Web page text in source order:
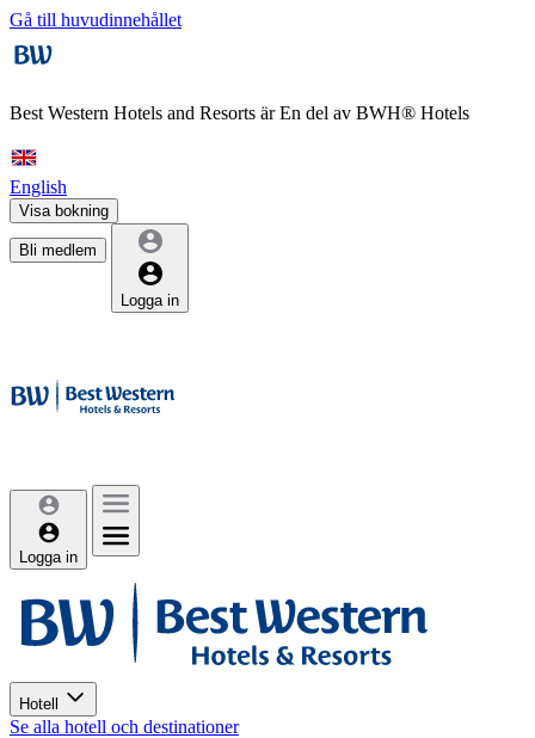
Gå till huvudinnehållet
Best Western Hotels and Resorts ärEn del av BWH® Hotels
English
Visa bokning
Bli medlem
Logga in
Logga in
Hotell
Se alla hotell och destinationer